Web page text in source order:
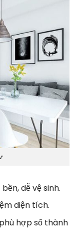
dễ vệ sinh.
diện tích.
hợp số thành